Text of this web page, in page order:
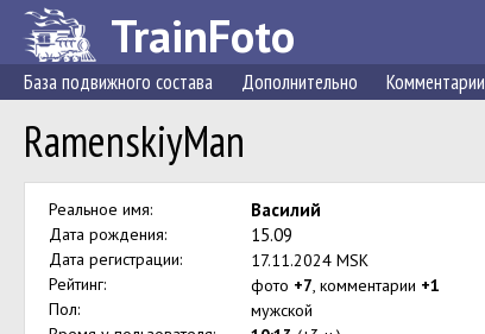
TrainFoto
База подвижного состава Дополнительно Комментарии
RamenskiyMan
Реальное имя: Василий
Дата рождения: 15.09
Дата регистрации:
17.11.2024 MSK
Рейтинг:
фото +7, комментарии +1
Пол:
мужской